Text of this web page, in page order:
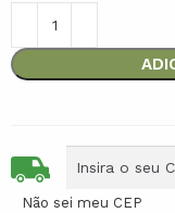
Não sei meu CEP